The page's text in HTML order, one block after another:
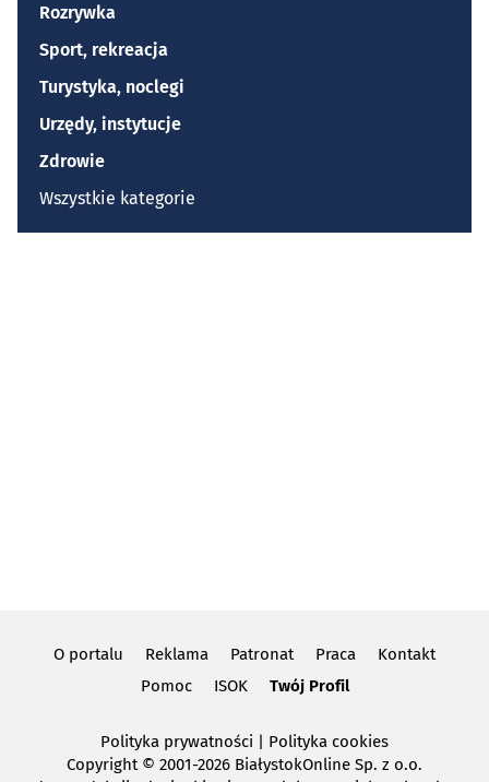
Rozrywka
Sport, rekreacja
Turystyka, noclegi
Urzędy, instytucje
Zdrowie
Wszystkie kategorie
O portalu Reklama Patronat Praca
Kontakt
Pomoc
ISOK Twój Profil
Polityka prywatności | Polityka cookies
Copyright © 2001-2026 BiałystokOnline Sp. z o.o.